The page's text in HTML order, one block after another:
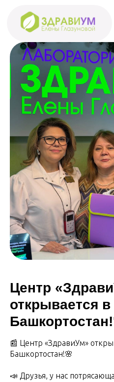
Центр
открывается
📰 Центр «ЗдравиУм»
Башкортостан!🌸
📣 Друзья, у нас